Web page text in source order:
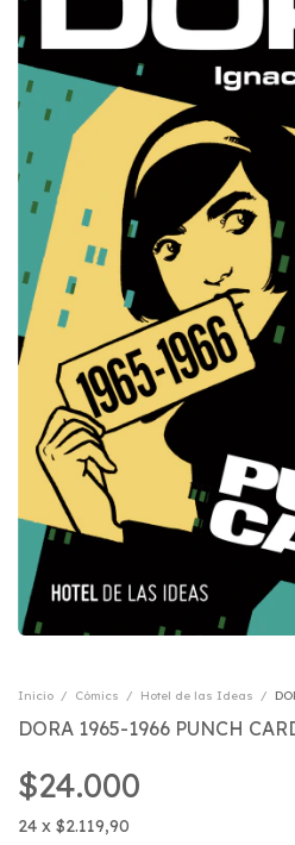
Inicio / Cómics / Hotel de las Ideas /
DORA 1965-1966 PUNCH
$24.000
24 x $2.119,90